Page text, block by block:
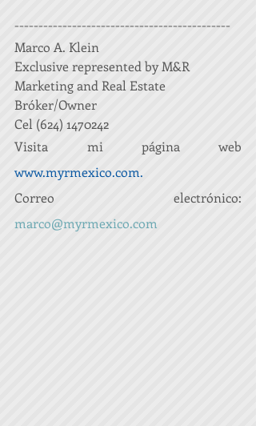
---------------------------------------------
Marco A. Klein
Exclusive represented by M&R
Marketing and Real Estate
Bróker/Owner
Cel (624) 1470242
www.myrmexico.com.
marco@myrmexico.com